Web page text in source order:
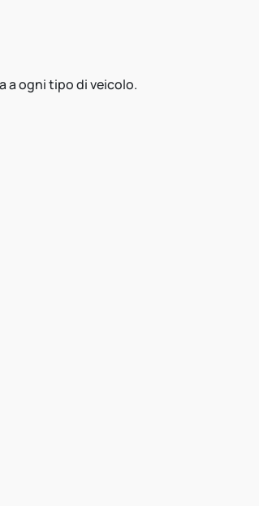
a ogni tipo di veicolo.